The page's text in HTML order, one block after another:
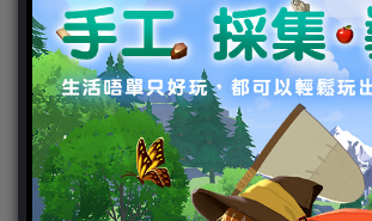
好康活動
官方虛寶
家用遊戲
3DS
PC
PS VITA